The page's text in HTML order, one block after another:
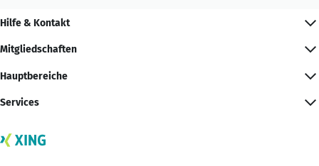
Hilfe & Kontakt
Mitgliedschaften
Hauptbereiche
Services